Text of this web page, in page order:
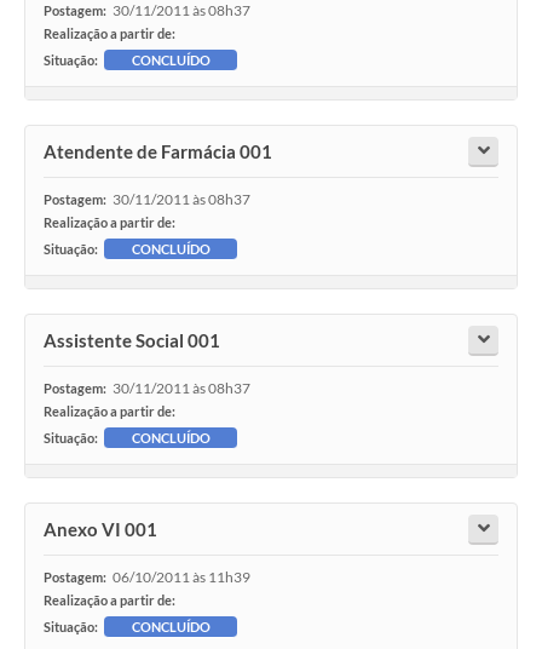
Postagem: 30/11/2011 às 08h37
Realização a partir de:
Situação:
CONCLUÍDO
Atendente de Farmácia 001
Postagem: 30/11/2011 às 08h37
Realização a partir de:
Situação:
CONCLUÍDO
Assistente Social 001
Postagem: 30/11/2011 às 08h37
Realização a partir de:
Situação:
CONCLUÍDO
Anexo VI 001
Postagem: 06/10/2011 às 11h39
Realização a partir de:
Situação:
CONCLUÍDO